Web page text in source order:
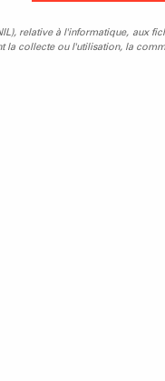
relative à l'informatique,
collecte ou l'utilisation, la